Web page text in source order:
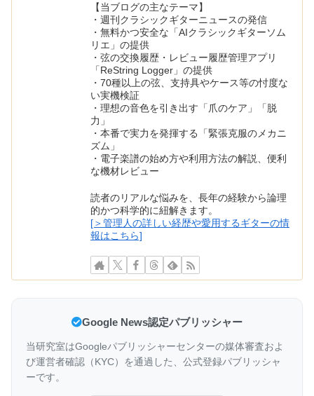
【当ブログの主なテーマ】
・週刊クラシックギターニュースの発信
・無料かつ安全な「AIクラシックギターソム
リエ」の提供
・弦の交換履歴・レビュー履歴管理アプリ
「ReString Logger」の提供
・70種以上の弦、支持具やケース等の忖度な
い実機検証
・理想の音色を引き出す「爪のケア」「脱
力」
・本番で実力を発揮する「緊張克服のメカニ
ズム」
・電子楽譜の始め方や利用方法の解説、便利
な機材レビュー
読者のリアルな悩みを、長年の経験から論理
的かつ科学的に紐解きます。
[＞管理人の詳しい経歴や愛用するギターの情
報はこちら]
Google News認定パブリッシャー
当研究室はGoogleパブリッシャーセンターの媒体審査およ
び運営者確認（KYC）を通過した、公式登録パブリッシャ
ーです。